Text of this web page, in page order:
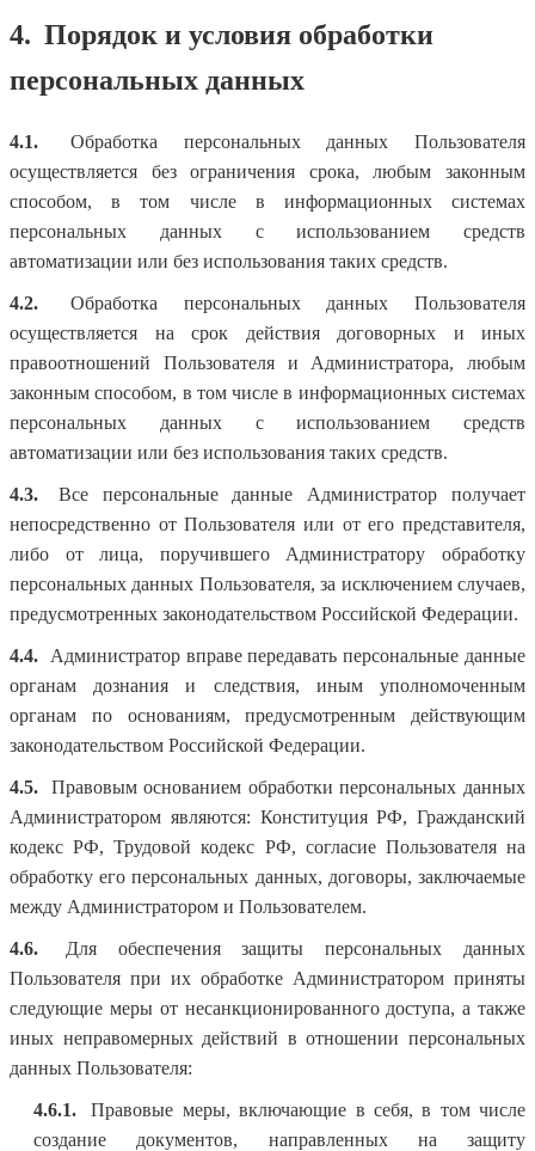
4. Порядок и условия обработки
персональных данных
4.1.
Обработка персональных данных Пользователя
осуществляется без ограничения срока, любым законным
способом, в том числе в информационных системах
персональных данных с использованием средств
автоматизации или без использования таких средств.
4.2.
Обработка персональных данных Пользователя
осуществляется на срок действия договорных и иных
правоотношений Пользователя и Администратора, любым
законным способом, в том числе в информационных системах
персональных данных с использованием средств
автоматизации или без использования таких средств.
4.3.
Все персональные данные Администратор получает
непосредственно от Пользователя или от его представителя,
либо от лица, поручившего Администратору обработку
персональных данных Пользователя, за исключением случаев,
предусмотренных законодательством Российской Федерации.
4.4.
Администратор вправе передавать персональные данные
органам дознания и следствия, иным уполномоченным
органам по основаниям, предусмотренным действующим
законодательством Российской Федерации.
4.5.
Правовым основанием обработки персональных данных
Администратором являются: Конституция РФ, Гражданский
кодекс РФ, Трудовой кодекс РФ, согласие Пользователя на
обработку его персональных данных, договоры, заключаемые
между Администратором и Пользователем.
4.6.
Для обеспечения защиты персональных данных
Пользователя при их обработке Администратором приняты
следующие меры от несанкционированного доступа, а также
иных неправомерных действий в отношении персональных
данных Пользователя:
4.6.1.
Правовые меры, включающие в себя, в том числе
создание документов, направленных на защиту